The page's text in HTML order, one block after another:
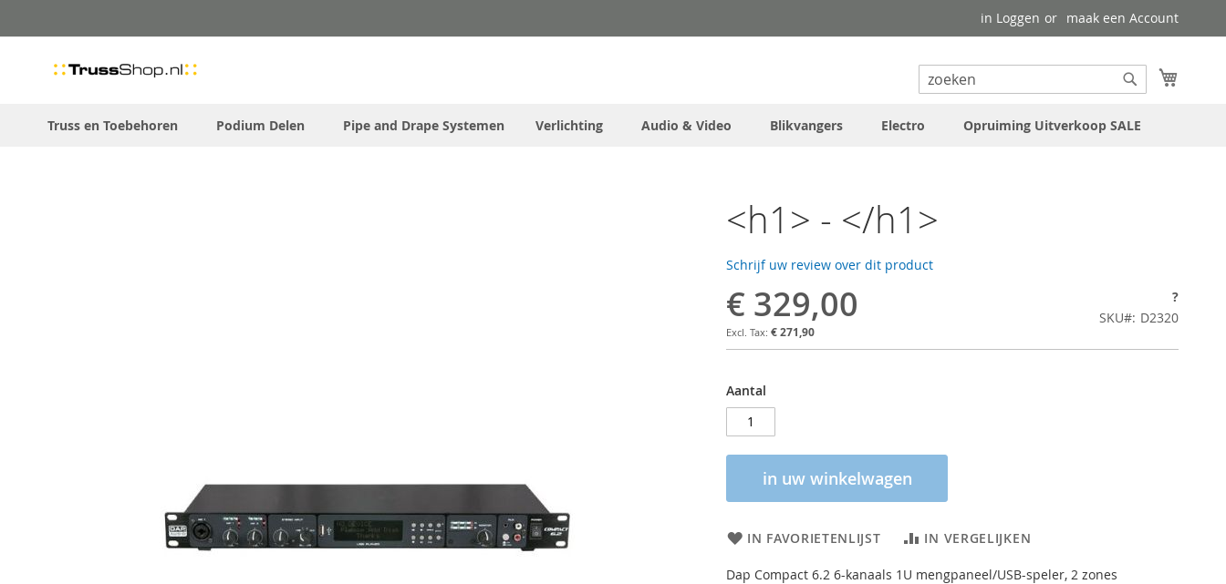
to
in Loggen maak een Account
Search
Truss en Toebehoren
Podium Delen Pipe and Drape Systemen Verlichting Audio & Video Blikvangers Electro Opruiming Uitverkoop SALE
<h1> - </h1>
Schrijf uw review over dit product
€ 329,00
€ 271,90
?
SKU
D2320
Aantal
in uw winkelwagen
IN FAVORIETENLIJST IN VERGELIJKEN
Dap Compact 6.2 6-kanaals 1U mengpaneel/USB-speler, 2 zones